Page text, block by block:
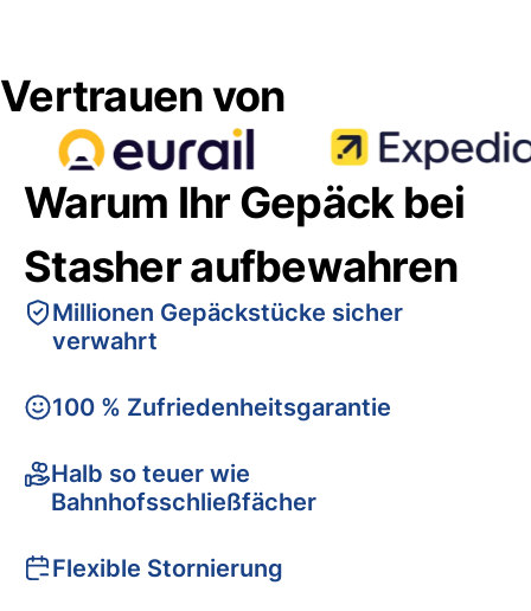
Vertrauen von
Warum Ihr Gepäck bei
Stasher aufbewahren
Millionen Gepäckstücke sicher
verwahrt
100 % Zufriedenheitsgarantie
Halb so teuer wie
Bahnhofsschließfächer
Flexible Stornierung